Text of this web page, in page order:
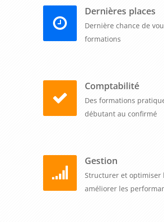
Dernières places
Dernière chance de
formations
Comptabilité
Des formations
débutant au confirmé
Gestion
Structurer et optimiser
améliorer les